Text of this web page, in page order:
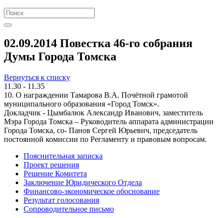
02.09.2014 Повестка 46-го собрания
Думы Города Томска
Вернуться к списку
11.30 - 11.35
10. О награждении Тамарова В.А. Почётной грамотой
муниципального образования «Город Томск».
Докладчик - Цымбалюк Александр Иванович, заместитель
Мэра Города Томска – Руководитель аппарата администрации
Города Томска, со- Панов Сергей Юрьевич, председатель
постоянной комиссии по Регламенту и правовым вопросам.
Пояснительная записка
Проект решения
Решение Комитета
Заключение Юридического Отдела
Финансово-экономическое обоснование
Результат голосования
Сопроводительное письмо